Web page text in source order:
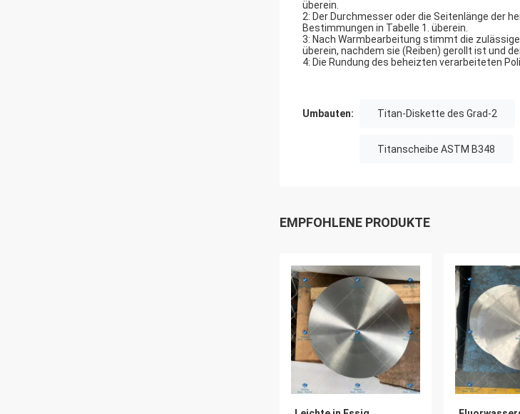
überein.
2: Der Durchmesser oder die Seitenlänge der
Bestimmungen in Tabelle 1. überein.
3: Nach Warmbearbeitung stimmt die
überein, nachdem sie (Reiben) gerollt ist und
4: Die Rundung des beheizten verarbeiteten
Umbauten: Titan-Diskette des Grad-2
Titanscheibe ASTM B348
EMPFOHLENE PRODUKTE